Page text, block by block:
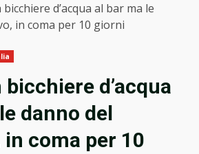
d’acqua al bar ma le
in coma per 10 giorni
d’acqua
danno del
coma per 10